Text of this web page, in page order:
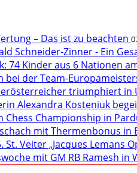
– Das ist zu beachten
Schneider-Zinner - Ein
74 Kinder aus 6 Nationen
bei der Team-
triumphiert in
Alexandra Kosteniuk
Chess Championship in
mit Thermenbonus in
Veiter „Jacques Lemans
mit GM RB Ramesh in